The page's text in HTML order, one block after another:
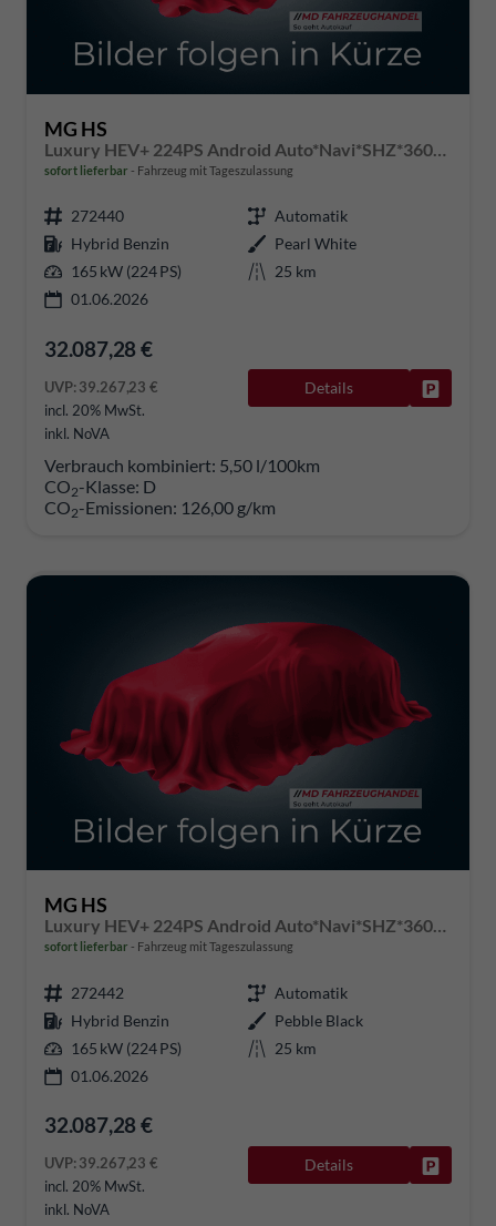
MG HS
sofort lieferbar Fahrzeug mit Tageszulassung
272440
Automatik
Hybrid Benzin
Pearl White
165 kW (224 PS)
25 km
01.06.2026
32.087,28 €
UVP:39.267,23 €
incl. 20% MwSt.
inkl. NoVA
Details
Verbrauch kombiniert: 5,50 l/100km
CO2-Klasse: D
CO2-Emissionen: 126,00 g/km
MG HS
Luxury HEV+ 224PS Android Auto*Navi*SHZ*360° Kamera*Keyless*Leder*E-Heck/PDC v/h*
sofort lieferbar Fahrzeug mit Tageszulassung
272442
Automatik
Hybrid Benzin
Pebble Black
165 kW (224 PS)
25 km
01.06.2026
32.087,28 €
UVP:39.267,23 €
incl. 20% MwSt.
inkl. NoVA
Details